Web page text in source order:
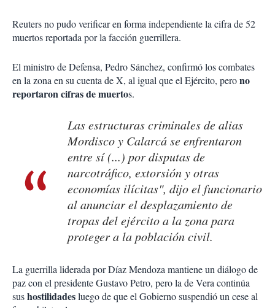
Reuters no pudo verificar en forma independiente la cifra de 52
muertos reportada por la facción guerrillera.
El ministro de Defensa, Pedro Sánchez, confirmó los combates
en la zona en su cuenta de X, al igual que el Ejército, perono
reportaron cifras de muertos.
Las estructuras criminales de alias
Mordisco y Calarcá se enfrentaron
entre sí (...) por disputas de
narcotráfico, extorsión y otras
economías ilícitas", dijo el funcionario
al anunciar el desplazamiento de
tropas del ejército a la zona para
proteger a la población civil.
La guerrilla liderada por Díaz Mendoza mantiene un diálogo de
paz con el presidente Gustavo Petro, pero la de Vera continúa
sushostilidadesluego de que el Gobierno suspendió un cese al